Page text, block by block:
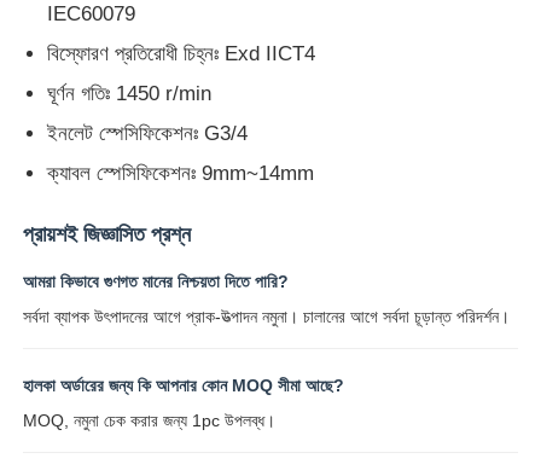
IEC60079
বিস্ফোরণ প্রতিরোধী চিহ্নঃ Exd IICT4
ঘূর্ণন গতিঃ 1450 r/min
ইনলেট স্পেসিফিকেশনঃ G3/4
ক্যাবল স্পেসিফিকেশনঃ 9mm~14mm
প্রায়শই জিজ্ঞাসিত প্রশ্ন
আমরা কিভাবে গুণগত মানের নিশ্চয়তা দিতে পারি?
সর্বদা ব্যাপক উৎপাদনের আগে প্রাক-উত্পাদন নমুনা। চালানের আগে সর্বদা চূড়ান্ত পরিদর্শন।
হালকা অর্ডারের জন্য কি আপনার কোন MOQ সীমা আছে?
MOQ, নমুনা চেক করার জন্য 1pc উপলব্ধ।